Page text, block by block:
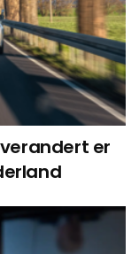
er